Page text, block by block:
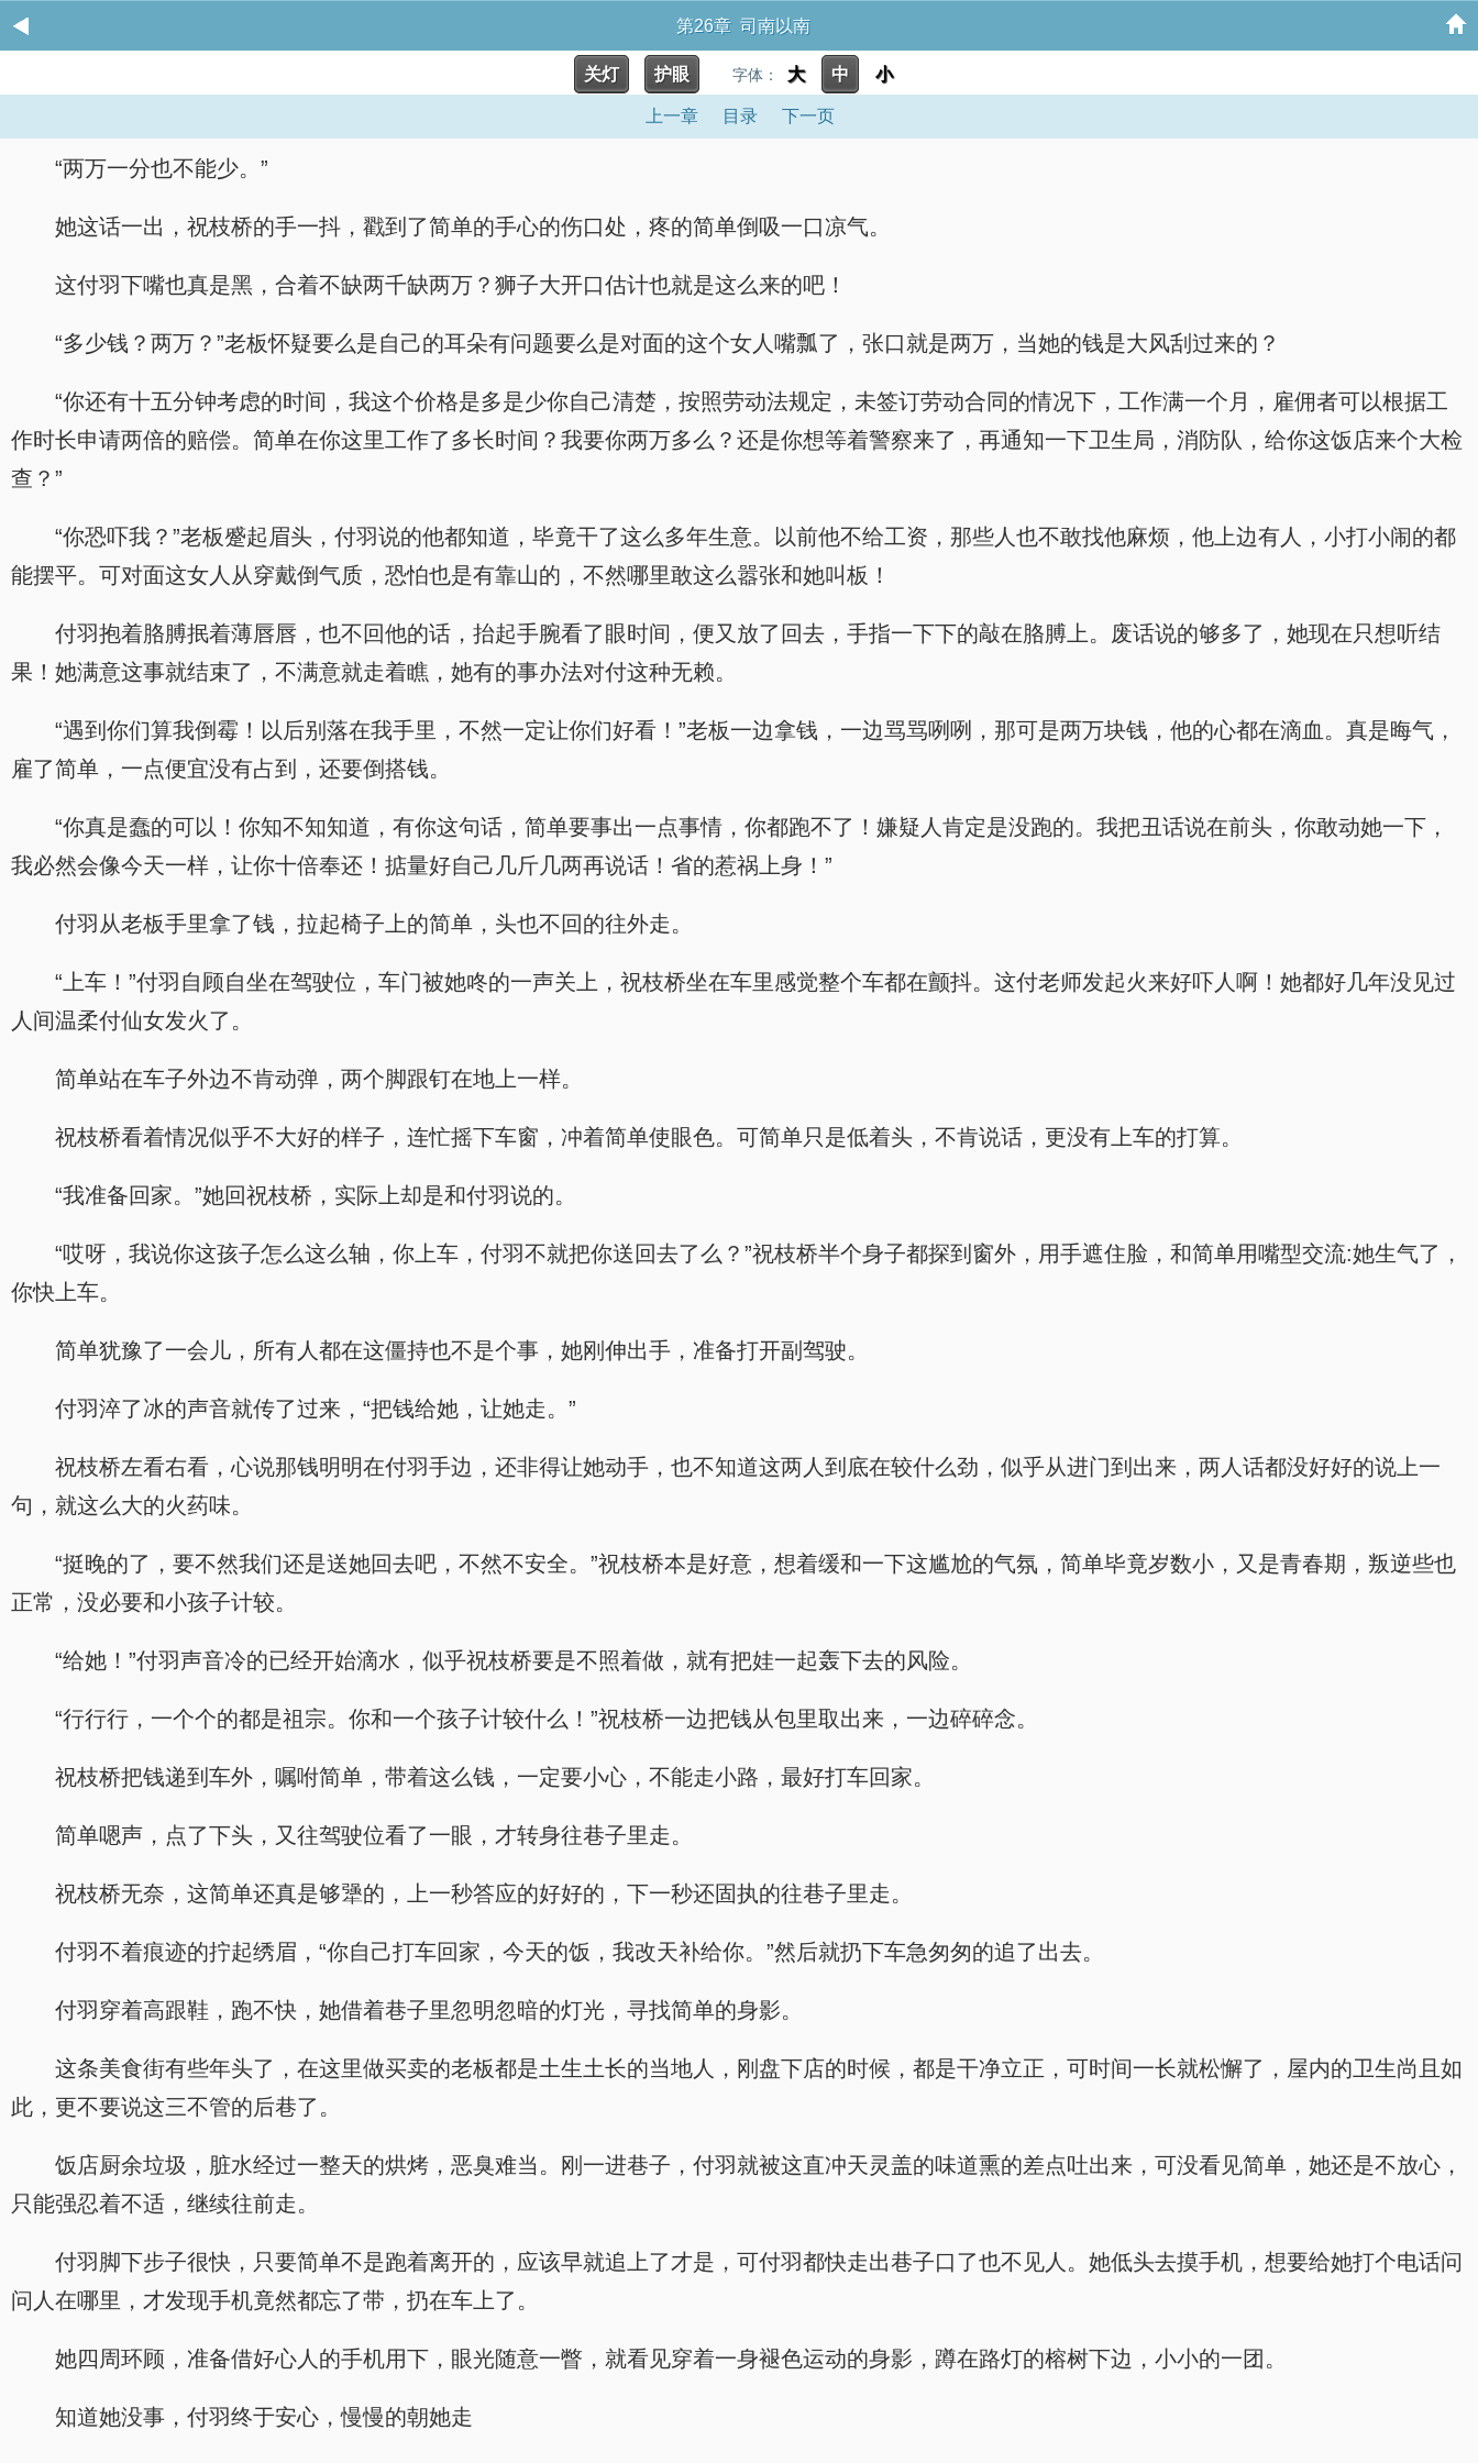
第26章 司南以南
关灯 护眼 字体： 大 中 小
上一章 目录 下一页
“两万一分也不能少。”
她这话一出，祝枝桥的手一抖，戳到了简单的手心的伤口处，疼的简单倒吸一口凉气。
这付羽下嘴也真是黑，合着不缺两千缺两万？狮子大开口估计也就是这么来的吧！
“多少钱？两万？”老板怀疑要么是自己的耳朵有问题要么是对面的这个女人嘴瓢了，张口就是两万，当她的钱是大风刮过来的？
“你还有十五分钟考虑的时间，我这个价格是多是少你自己清楚，按照劳动法规定，未签订劳动合同的情况下，工作满一个月，雇佣者可以根据工
作时长申请两倍的赔偿。简单在你这里工作了多长时间？我要你两万多么？还是你想等着警察来了，再通知一下卫生局，消防队，给你这饭店来个大检
查？”
“你恐吓我？”老板蹙起眉头，付羽说的他都知道，毕竟干了这么多年生意。以前他不给工资，那些人也不敢找他麻烦，他上边有人，小打小闹的都
能摆平。可对面这女人从穿戴倒气质，恐怕也是有靠山的，不然哪里敢这么嚣张和她叫板！
付羽抱着胳膊抿着薄唇唇，也不回他的话，抬起手腕看了眼时间，便又放了回去，手指一下下的敲在胳膊上。废话说的够多了，她现在只想听结
果！她满意这事就结束了，不满意就走着瞧，她有的事办法对付这种无赖。
“遇到你们算我倒霉！以后别落在我手里，不然一定让你们好看！”老板一边拿钱，一边骂骂咧咧，那可是两万块钱，他的心都在滴血。真是晦气，
雇了简单，一点便宜没有占到，还要倒搭钱。
“你真是蠢的可以！你知不知知道，有你这句话，简单要事出一点事情，你都跑不了！嫌疑人肯定是没跑的。我把丑话说在前头，你敢动她一下，
我必然会像今天一样，让你十倍奉还！掂量好自己几斤几两再说话！省的惹祸上身！”
付羽从老板手里拿了钱，拉起椅子上的简单，头也不回的往外走。
“上车！”付羽自顾自坐在驾驶位，车门被她咚的一声关上，祝枝桥坐在车里感觉整个车都在颤抖。这付老师发起火来好吓人啊！她都好几年没见过
人间温柔付仙女发火了。
简单站在车子外边不肯动弹，两个脚跟钉在地上一样。
祝枝桥看着情况似乎不大好的样子，连忙摇下车窗，冲着简单使眼色。可简单只是低着头，不肯说话，更没有上车的打算。
“我准备回家。”她回祝枝桥，实际上却是和付羽说的。
“哎呀，我说你这孩子怎么这么轴，你上车，付羽不就把你送回去了么？”祝枝桥半个身子都探到窗外，用手遮住脸，和简单用嘴型交流:她生气了，
你快上车。
简单犹豫了一会儿，所有人都在这僵持也不是个事，她刚伸出手，准备打开副驾驶。
付羽淬了冰的声音就传了过来，“把钱给她，让她走。”
祝枝桥左看右看，心说那钱明明在付羽手边，还非得让她动手，也不知道这两人到底在较什么劲，似乎从进门到出来，两人话都没好好的说上一
句，就这么大的火药味。
“挺晚的了，要不然我们还是送她回去吧，不然不安全。”祝枝桥本是好意，想着缓和一下这尴尬的气氛，简单毕竟岁数小，又是青春期，叛逆些也
正常，没必要和小孩子计较。
“给她！”付羽声音冷的已经开始滴水，似乎祝枝桥要是不照着做，就有把娃一起轰下去的风险。
“行行行，一个个的都是祖宗。你和一个孩子计较什么！”祝枝桥一边把钱从包里取出来，一边碎碎念。
祝枝桥把钱递到车外，嘱咐简单，带着这么钱，一定要小心，不能走小路，最好打车回家。
简单嗯声，点了下头，又往驾驶位看了一眼，才转身往巷子里走。
祝枝桥无奈，这简单还真是够犟的，上一秒答应的好好的，下一秒还固执的往巷子里走。
付羽不着痕迹的拧起绣眉，“你自己打车回家，今天的饭，我改天补给你。”然后就扔下车急匆匆的追了出去。
付羽穿着高跟鞋，跑不快，她借着巷子里忽明忽暗的灯光，寻找简单的身影。
这条美食街有些年头了，在这里做买卖的老板都是土生土长的当地人，刚盘下店的时候，都是干净立正，可时间一长就松懈了，屋内的卫生尚且如
此，更不要说这三不管的后巷了。
饭店厨余垃圾，脏水经过一整天的烘烤，恶臭难当。刚一进巷子，付羽就被这直冲天灵盖的味道熏的差点吐出来，可没看见简单，她还是不放心，
只能强忍着不适，继续往前走。
付羽脚下步子很快，只要简单不是跑着离开的，应该早就追上了才是，可付羽都快走出巷子口了也不见人。她低头去摸手机，想要给她打个电话问
问人在哪里，才发现手机竟然都忘了带，扔在车上了。
她四周环顾，准备借好心人的手机用下，眼光随意一瞥，就看见穿着一身褪色运动的身影，蹲在路灯的榕树下边，小小的一团。
知道她没事，付羽终于安心，慢慢的朝她走